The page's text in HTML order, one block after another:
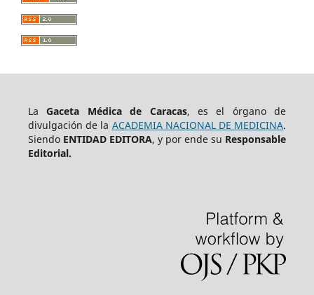
LaGaceta Médica de Caracas, es el órgano de
divulgación de la ACADEMIA NACIONAL DE MEDICINA.
Siendo ENTIDAD EDITORA, y por ende su Responsable
Editorial.